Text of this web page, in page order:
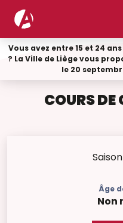
Vous avez entre 15 et 24
? La Ville de Liège vous
le 20
COURS
Âge
Non